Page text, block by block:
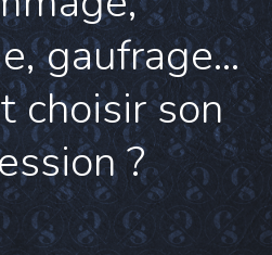
gaufrage…
choisir son
?